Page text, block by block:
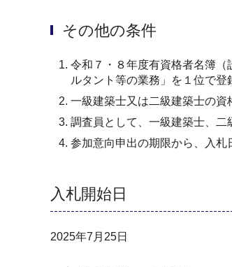
その他の条件
令和７・８年度有資格者名簿
ルタント等の業務」を１位で登
一級建築士又は二級建築士の資
調査員として、一級建築士、二
参加意向申出の期限から、入
入札開始日
2025年7月25日